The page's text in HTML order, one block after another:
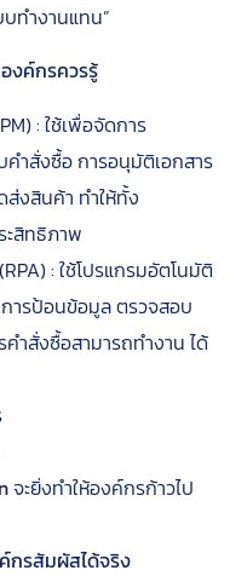
บทำงานแทน”
งค์กรควรรู้
: ใช้เพื่อจัดการ
คำสั่งซื้อ การอนุมัติเอกสาร
งสินค้า ทำให้ทั้ง
ะสิทธิภาพ
: ใช้โปรแกรมอัตโนมัติ
ารป้อนข้อมูล ตรวจสอบ
ำสั่งซื้อสามารถทำงาน ได้
จะยิ่งทำให้องค์กรก้าวไป
กรสัมผัสได้จริง